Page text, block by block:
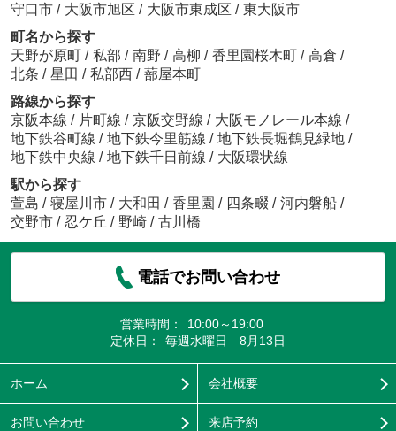
守口市 / 大阪市旭区 / 大阪市東成区 / 東大阪市
町名から探す
天野が原町 / 私部 / 南野 / 高柳 / 香里園桜木町 / 高倉 /
北条 / 星田 / 私部西 / 蔀屋本町
路線から探す
京阪本線 / 片町線 / 京阪交野線 / 大阪モノレール本線 /
地下鉄谷町線 / 地下鉄今里筋線 / 地下鉄長堀鶴見緑地 /
地下鉄中央線 / 地下鉄千日前線 / 大阪環状線
駅から探す
萱島 / 寝屋川市 / 大和田 / 香里園 / 四条畷 / 河内磐船 /
交野市 / 忍ケ丘 / 野崎 / 古川橋
電話でお問い合わせ
営業時間：
10:00～19:00
定休日：
毎週水曜日 8月13日
ホーム 会社概要
お問い合わせ 来店予約